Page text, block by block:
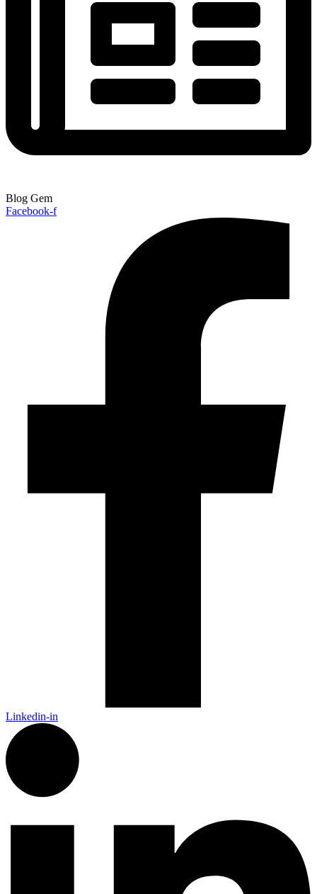
Blog Gem
Facebook-f
Linkedin-in